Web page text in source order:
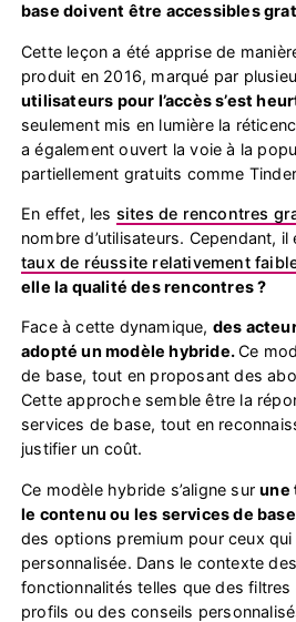
base doivent être accessibles
Cette leçon a été apprise de
produit en 2016, marqué par
utilisateurs pour l’accès s’est
seulement mis en lumière la
a également ouvert la voie à la
partiellement gratuits comme
En effet, les sites de rencontres
nombre d’utilisateurs. Cependant,
taux de réussite relativement
elle la qualité des rencontres ?
Face à cette dynamique, des
adopté un modèle hybride.Ce
de base, tout en proposant des
Cette approche semble être la
services de base, tout en
justifier un coût.
Ce modèle hybride s’aligne surune
le contenu ou les services de
des options premium pour ceux
personnalisée. Dans le contexte
fonctionnalités telles que des
profils ou des conseils